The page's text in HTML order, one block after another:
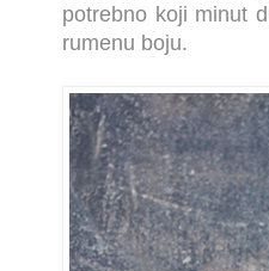
potrebno koji minut
rumenu boju.